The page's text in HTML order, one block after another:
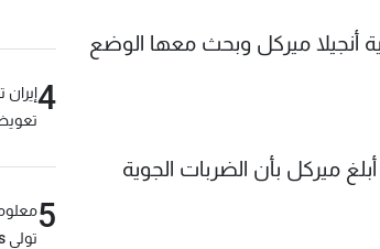
أنجيلا ميركل وبحث معها الوضع
ميركل بأن الضربات الجوية
4
5